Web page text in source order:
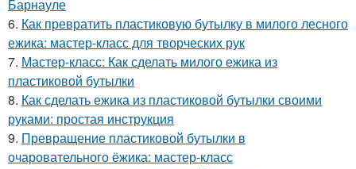
Барнауле
6. Как превратить пластиковую бутылку в милого лесного
ежика: мастер-класс для творческих рук
7. Мастер-класс: Как сделать милого ежика из
пластиковой бутылки
8. Как сделать ежика из пластиковой бутылки своими
руками: простая инструкция
9. Превращение пластиковой бутылки в
очаровательного ёжика: мастер-класс